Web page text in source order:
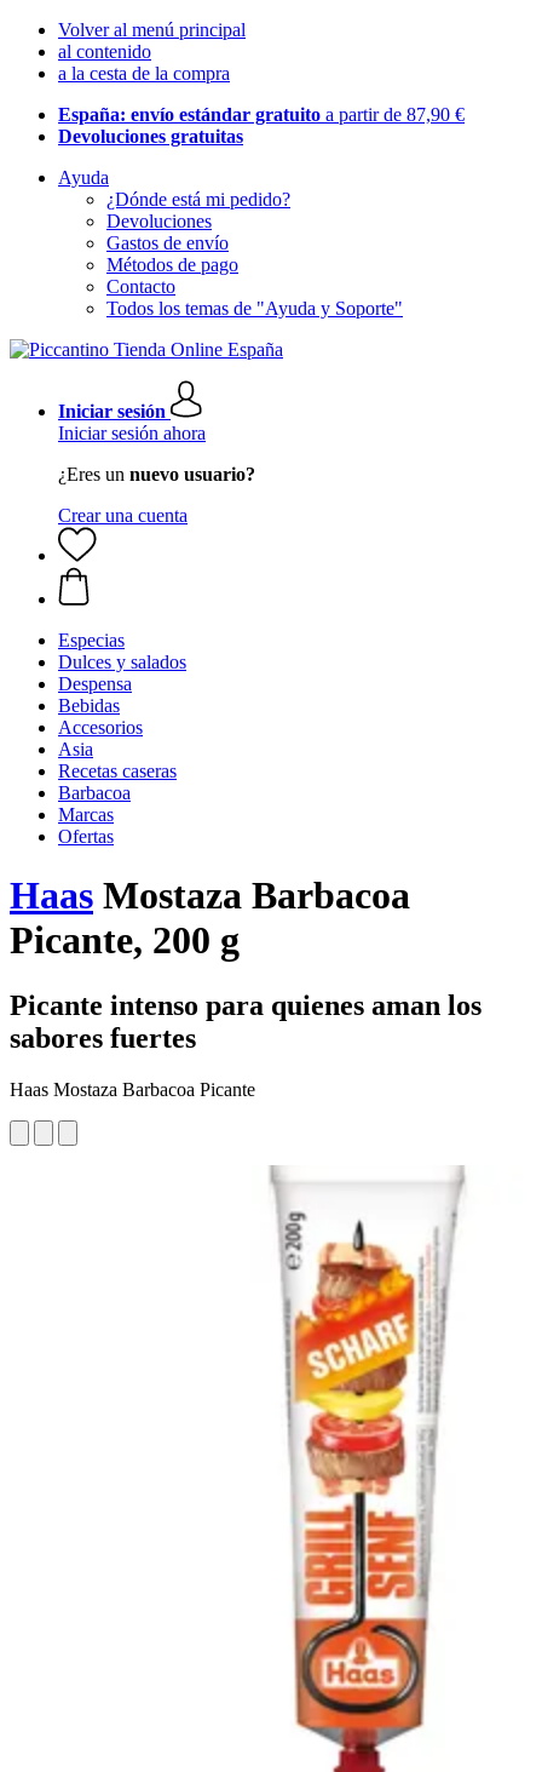
Volver al menú principal
al contenido
a la cesta de la compra
España: envío estándar gratuito a partir de 87,90 €
Devoluciones gratuitas
Ayuda
¿Dónde está mi pedido?
Devoluciones
Gastos de envío
Métodos de pago
Contacto
Todos los temas de "Ayuda y Soporte"
Iniciar sesión
Iniciar sesión ahora
¿Eres un nuevo usuario?
Crear una cuenta
Especias
Dulces y salados
Despensa
Bebidas
Accesorios
Asia
Recetas caseras
Barbacoa
Marcas
Ofertas
Haas Mostaza Barbacoa
Picante, 200 g
Picante intenso para quienes aman los
sabores fuertes
Haas Mostaza Barbacoa Picante